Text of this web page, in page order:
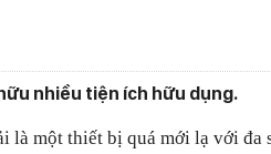
nhiều tiện ích hữu dụng.
là một thiết bị quá mới lạ với đa